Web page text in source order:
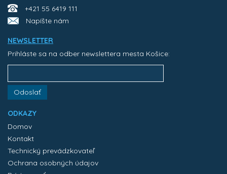
+421 55 6419 111
Napíšte nám
NEWSLETTER
Prihláste sa na odber newslettera mesta Košice:
Odoslať
ODKAZY
Domov
Kontakt
Technický prevádzkovateľ
Ochrana osobných údajov